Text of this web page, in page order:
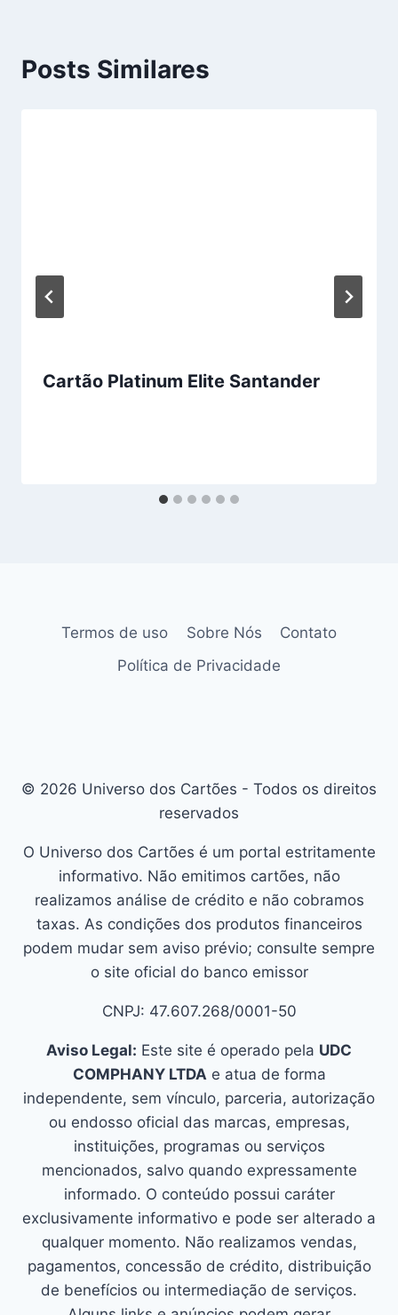
Posts Similares
Cartão Platinum Elite Santander
Termos de uso Sobre Nós
Contato
Política de Privacidade
© 2026 Universo dos Cartões - Todos os direitos
reservados
O Universo dos Cartões é um portal estritamente
informativo. Não emitimos cartões, não
realizamos análise de crédito e não cobramos
taxas. As condições dos produtos financeiros
podem mudar sem aviso prévio; consulte sempre
o site oficial do banco emissor
CNPJ: 47.607.268/0001-50
Aviso Legal: Este site é operado pela UDC
COMPHANY LTDAe atua de forma
independente, sem vínculo, parceria, autorização
ou endosso oficial das marcas, empresas,
instituições, programas ou serviços
mencionados, salvo quando expressamente
informado. O conteúdo possui caráter
exclusivamente informativo e pode ser alterado a
qualquer momento. Não realizamos vendas,
pagamentos, concessão de crédito, distribuição
de benefícios ou intermediação de serviços.